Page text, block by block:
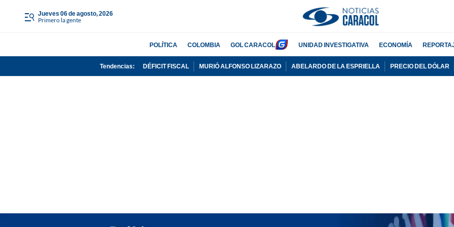
jueves 06 de agosto, 2026
Primero la gente
POLÍTICA COLOMBIA GOL CARACOL UNIDAD INVESTIGATIVA ECONOMÍA
Tendencias: DÉFICIT FISCAL MURIÓ ALFONSO LIZARAZO ABELARDO DE LA ESPRIELLA PRECIO DEL DÓLAR